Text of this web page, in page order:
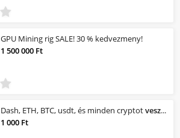
GPU Mining rig SALE! 30 % kedvezmeny!
1 500 000 Ft
Dash, ETH, BTC, usdt, és minden cryptotveszek
1 000 Ft